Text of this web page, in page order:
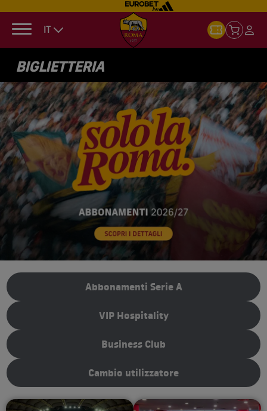
IT
BIGLIETTERIA
Abbonamenti Serie A
VIP Hospitality
Business Club
Cambio utilizzatore